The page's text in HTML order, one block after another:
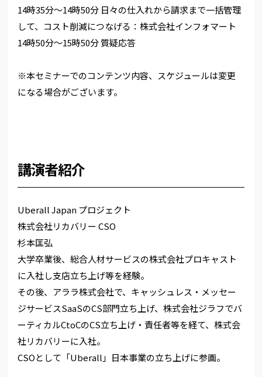
14時35分～14時50分 日々の仕入れから請求まで一括管理
して、コスト削減につなげる：株式会社インフォマート
14時50分～15時50分 質疑応答
※本セミナーでのコンテンツ内容、スケジュールは変更
になる場合がございます。
講演者紹介
Uberall Japan プロジェクト
株式会社リカバリー CSO
杉本匡弘
大学卒業後、総合人材サービスの株式会社プロキャスト
に入社し支店立ち上げ等を経験。
その後、アララ株式会社で、キャッシュレス・メッセー
ジサービスSaaSのCS部門立ち上げ、株式会社ジラフでバ
ーティカルCtoCのCS立ち上げ・責任者等を経て、株式会
社リカバリーに入社。
CSOとして「Uberall」日本事業の立ち上げに参画。